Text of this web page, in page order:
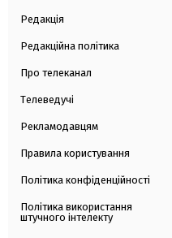
Редакція
Редакційна політика
Про телеканал
Телеведучі
Рекламодавцям
Правила користування
Політика конфіденційності
Політика використання
штучного інтелекту